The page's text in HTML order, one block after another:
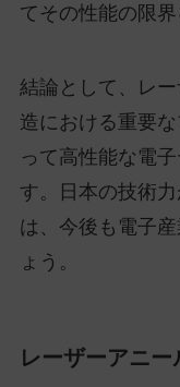
てその性能の限界
結論として、レ
造における重要
って高性能な電
す。日本の技術
は、今後も電子
ょう。
レーザーアニ